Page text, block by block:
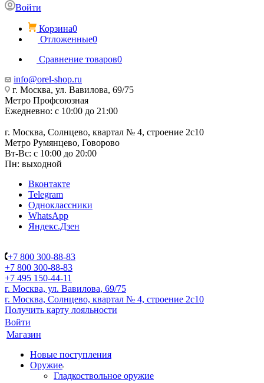
Войти
Корзина0
Отложенные0
Сравнение товаров0
info@orel-shop.ru
г. Москва, ул. Вавилова, 69/75
Метро Профсоюзная
Ежедневно: с 10:00 до 21:00
г. Москва, Солнцево, квартал № 4, строение 2с10
Метро Румянцево, Говорово
Вт-Вс: с 10:00 до 20:00
Пн: выходной
Вконтакте
Telegram
Одноклассники
WhatsApp
Яндекс.Дзен
+7 800 300-88-83
+7 800 300-88-83
+7 495 150-44-11
г. Москва, ул. Вавилова, 69/75
г. Москва, Солнцево, квартал № 4, строение 2с10
Получить карту лояльности
Войти
Магазин
Новые поступления
Оружие
Гладкоствольное оружие